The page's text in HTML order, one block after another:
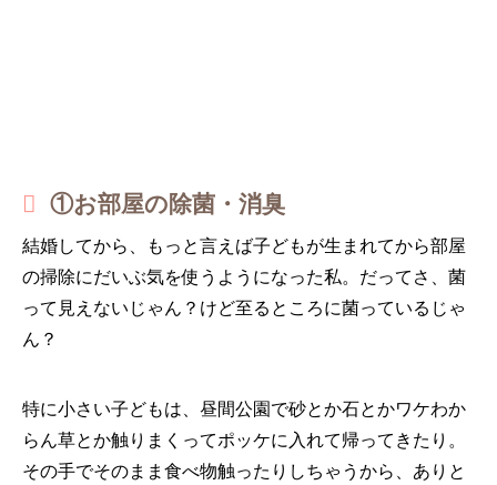
①お部屋の除菌・消臭
結婚してから、もっと言えば子どもが生まれてから部屋
の掃除にだいぶ気を使うようになった私。だってさ、菌
って見えないじゃん？けど至るところに菌っているじゃ
ん？
特に小さい子どもは、昼間公園で砂とか石とかワケわか
らん草とか触りまくってポッケに入れて帰ってきたり。
その手でそのまま食べ物触ったりしちゃうから、ありと